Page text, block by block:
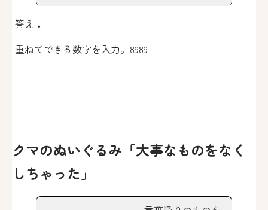
答え↓
重ねてできる数字を入力。8989
クマのぬいぐるみ「大事なものをなく
しちゃった」